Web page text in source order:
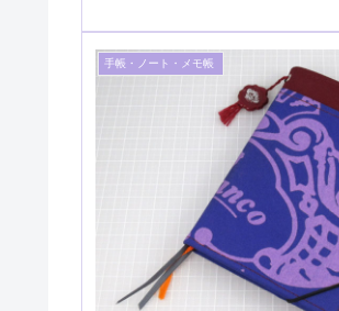
手帳・ノート・メモ帳 ​